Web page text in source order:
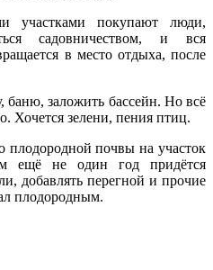
участками покупают люди,
садовничеством, и вся
в место отдыха, после
баню, заложить бассейн. Но всё
Хочется зелени, пения птиц.
плодородной почвы на участок
ещё не один год придётся
добавлять перегной и прочие
плодородным.